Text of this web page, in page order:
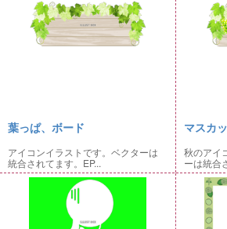
葉っぱ、ボード
アイコンイラストです。ベクターは
統合されてます。EP...
マスカ
秋のアイ
ーは統合